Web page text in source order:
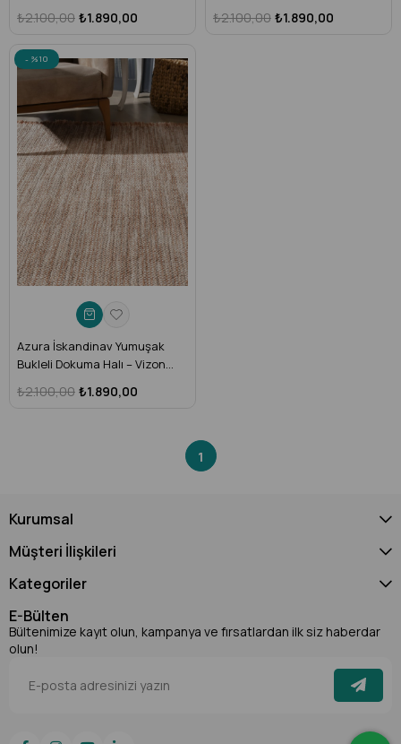
Halısı (Salon, Mutfak, Antre,
₺1.890,00
₺2.100,00
(Salon, Mutfak, Antre, Çocuk
₺1.890,00
₺2.100,00
Azura İskandinav Yumuşak
Bukleli Dokuma Halı – Vizon
Halısı (Salon, Mutfak, Antre,
₺1.890,00
₺2.100,00
%10
1
Kurumsal
Müşteri İlişkileri
Kategoriler
E-Bülten
Bültenimize kayıt olun, kampanya ve fırsatlardan ilk siz haberdar
olun!